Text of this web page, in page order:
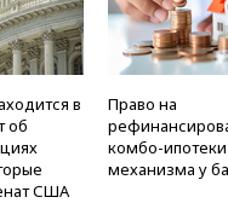
в
об
США
Право на
комбо-ипотеки
механизма у